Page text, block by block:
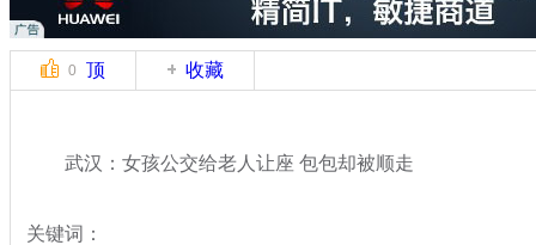
0 顶 收藏
武汉：女孩公交给老人让座 包包却被顺走
关键词：